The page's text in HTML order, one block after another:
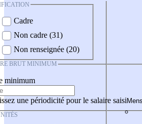
Cadre
Non cadre (31)
Non renseignée (20)
BRUT MINIMUM
minimum
une périodicité pour le salaire saisi